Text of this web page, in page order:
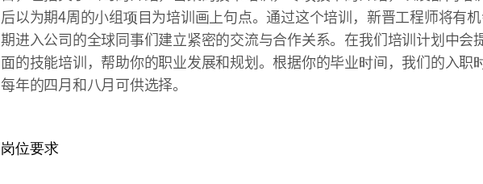
后以为期4周的小组项目为培训画上句点。通过这个培训，新晋工程师将有
期进入公司的全球同事们建立紧密的交流与合作关系。在我们培训计划中会
面的技能培训，帮助你的职业发展和规划。根据你的毕业时间，我们的入职
每年的四月和八月可供选择。
岗位要求